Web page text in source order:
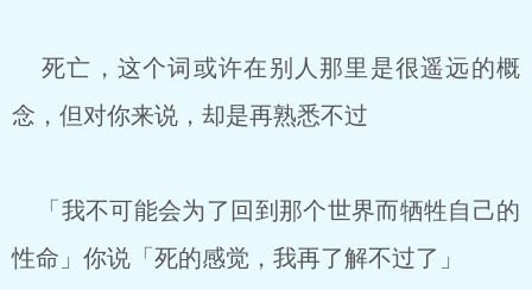
死亡，这个词或许在别人那里是很遥远的概
念，但对你来说，却是再熟悉不过
「我不可能会为了回到那个世界而牺牲自己的
性命」你说「死的感觉，我再了解不过了」